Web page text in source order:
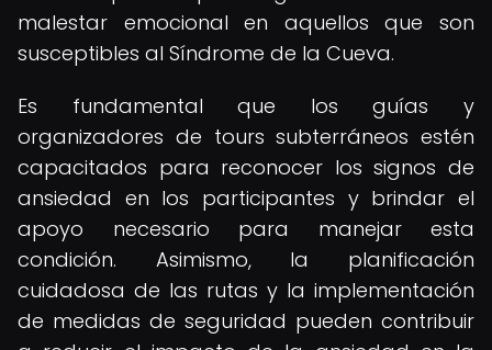
malestar emocional en aquellos que son
susceptibles al Síndrome de la Cueva.
Es fundamental que los guías y
organizadores de tours subterráneos estén
capacitados para reconocer los signos de
ansiedad en los participantes y brindar el
apoyo necesario para manejar esta
condición. Asimismo, la planificación
cuidadosa de las rutas y la implementación
de medidas de seguridad pueden contribuir